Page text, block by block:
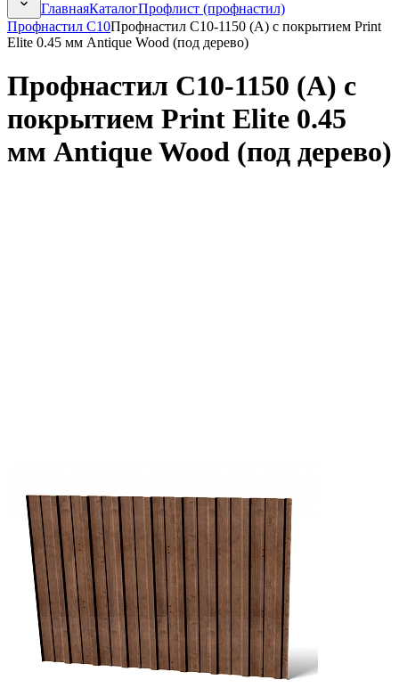
ГлавнаяКаталогПрофлист (профнастил)
Профнастил С10Профнастил С10-1150 (A) с покрытием Print
Elite 0.45 мм Antique Wood (под дерево)
Профнастил С10-1150 (A) с
покрытием Print Elite 0.45
мм Antique Wood (под дерево)